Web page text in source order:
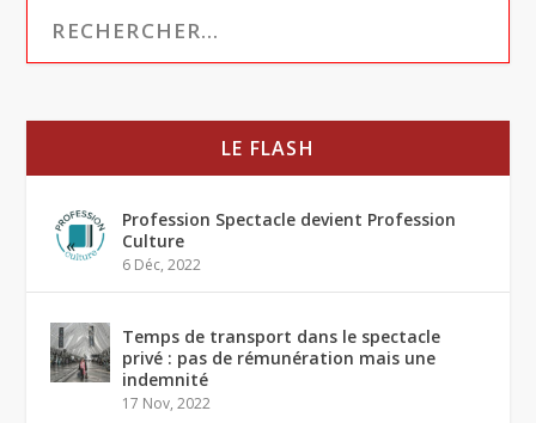
LE FLASH
Profession Spectacle devient Profession
Culture
6 Déc, 2022
Temps de transport dans le spectacle
privé : pas de rémunération mais une
indemnité
17 Nov, 2022